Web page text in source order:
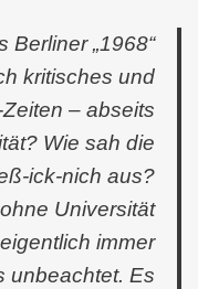
Berliner „1968“
kritisches und
– abseits
Wie sah die
ick-nich aus?
Universität
immer
unbeachtet. Es